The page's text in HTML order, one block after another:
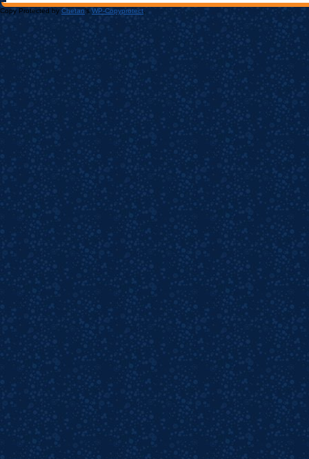
Copy Protected by Chetan's WP-Copyprotect